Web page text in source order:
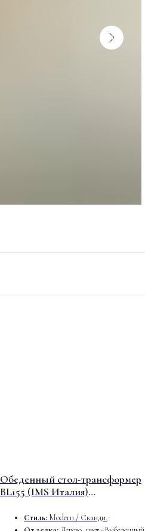
Обеденный стол-трансформер
BL155 (IMS Италия)
Стиль: Modern / Сканди.